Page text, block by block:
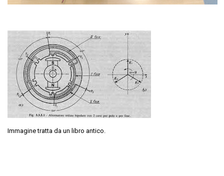
Immagine tratta da un libro antico.